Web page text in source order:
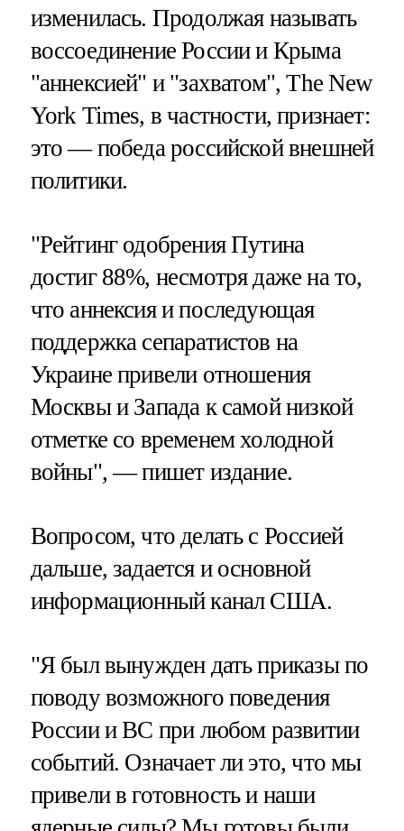
изменилась. Продолжая называть
воссоединение России и Крыма
"аннексией" и "захватом", The New
York Times, в частности, признает:
это — победа российской внешней
политики.
"Рейтинг одобрения Путина
достиг 88%, несмотря даже на то,
что аннексия и последующая
поддержка сепаратистов на
Украине привели отношения
Москвы и Запада к самой низкой
отметке со временем холодной
войны", — пишет издание.
Вопросом, что делать с Россией
дальше, задается и основной
информационный канал США.
"Я был вынужден дать приказы по
поводу возможного поведения
России и ВС при любом развитии
событий. Означает ли это, что мы
привели в готовность и наши